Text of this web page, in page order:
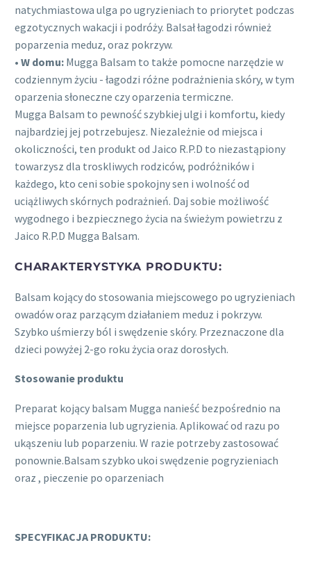
natychmiastowa ulga po ugryzieniach to priorytet podczas
egzotycznych wakacji i podróży. Balsał łagodzi również
poparzenia meduz, oraz pokrzyw.
• W domu: Mugga Balsam to także pomocne narzędzie w
codziennym życiu - łagodzi różne podrażnienia skóry, w tym
oparzenia słoneczne czy oparzenia termiczne.
Mugga Balsam to pewność szybkiej ulgi i komfortu, kiedy
najbardziej jej potrzebujesz. Niezależnie od miejsca i
okoliczności, ten produkt od Jaico R.P.D to niezastąpiony
towarzysz dla troskliwych rodziców, podróżników i
każdego, kto ceni sobie spokojny sen i wolność od
uciążliwych skórnych podrażnień. Daj sobie możliwość
wygodnego i bezpiecznego życia na świeżym powietrzu z
Jaico R.P.D Mugga Balsam.
CHARAKTERYSTYKA PRODUKTU:
Balsam kojący do stosowania miejscowego po ugryzieniach
owadów oraz parzącym działaniem meduz i pokrzyw.
Szybko uśmierzy ból i swędzenie skóry. Przeznaczone dla
dzieci powyżej 2-go roku życia oraz dorosłych.
Stosowanie produktu
Preparat kojący balsam Mugga nanieść bezpośrednio na
miejsce poparzenia lub ugryzienia. Aplikować od razu po
ukąszeniu lub poparzeniu. W razie potrzeby zastosować
ponownie.Balsam szybko ukoi swędzenie pogryzieniach
oraz , pieczenie po oparzeniach
SPECYFIKACJA PRODUKTU: